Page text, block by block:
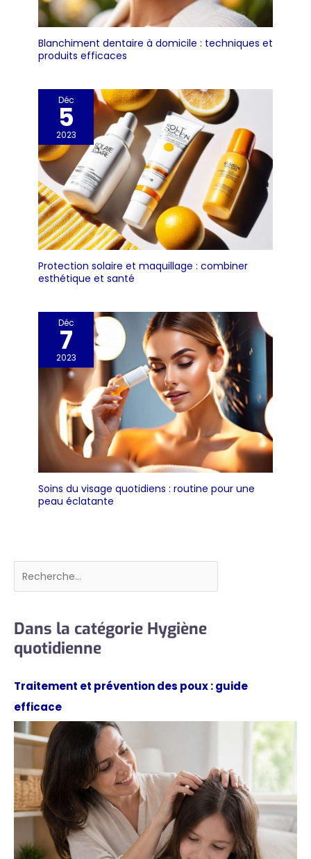
Blanchiment dentaire à domicile : techniques et
produits efficaces
Déc
5
2023
Protection solaire et maquillage : combiner
esthétique et santé
Déc
7
2023
Soins du visage quotidiens : routine pour une
peau éclatante
Rechercher
Dans la catégorie Hygiène
quotidienne
Traitement et prévention des poux : guide
efficace